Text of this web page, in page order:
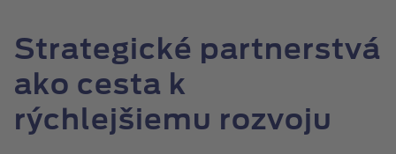
Strategické partnerstvá
ako cesta k
rýchlejšiemu rozvoju